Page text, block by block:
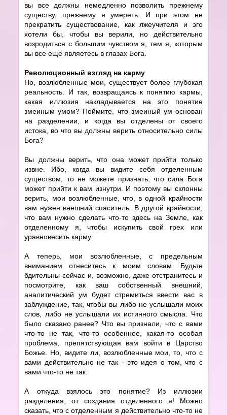
вы все должны немедленно позволить прежнему
существу, прежнему я умереть. И при этом не
прекратить существование, как лжеучителя и эго
хотели бы, чтобы вы верили, но действительно
возродиться с большим чувством я, тем я, которым
вы все еще являетесь в глазах Бога.
Революционный взгляд на карму
Но, возлюбленные мои, существует более глубокая
реальность. И так, возвращаясь к понятию кармы,
какая иллюзия накладывается на это понятие
змеиным умом? Поймите, что змеиный ум основан
на разделении, и когда вы отделены от своего
истока, во что вы должны верить относительно силы
Бога?
Вы должны верить, что она может прийти только
извне. Ибо, когда вы видите себя отделенным
существом, то не можете признать, что сила Бога
может прийти к вам изнутри. И поэтому вы склонны
верить, мои возлюбленные, что, в одной крайности
вам нужен внешний спаситель. В другой крайности,
что вам нужно сделать что-то здесь на Земле, как
отделенному я, чтобы искупить свой грех или
уравновесить карму.
А теперь, мои возлюбленные, с предельным
вниманием отнеситесь к моим словам. Будьте
бдительны сейчас и, возможно, даже отстранитесь и
посмотрите, как ваш собственный внешний,
аналитический ум будет стремиться ввести вас в
заблуждение, так, чтобы вы либо не услышали моих
слов, либо не услышали их истинного смысла. Что
было сказано ранее? Что вы признали, что с вами
что-то не так, что-то особенное, какая-то особая
проблема, препятствующая вам войти в Царство
Божье. Но, видите ли, возлюбленные мои, то, что с
вами действительно не так - это идея о том, что с
вами что-то не так.
А откуда взялось это понятие? Из иллюзии
разделения, от создания отделенного я! Можно
сказать, что с отделенным я действительно что-то не